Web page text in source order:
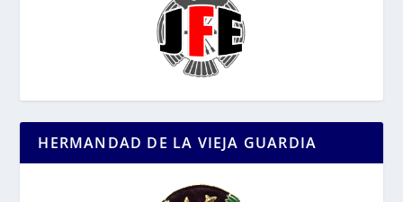
HERMANDAD DE LA VIEJA GUARDIA